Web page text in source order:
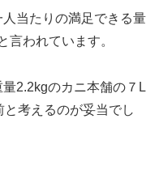
当たりの満足できる量
言われています。
2.2kgのカニ本舗の７L
考えるのが妥当でし